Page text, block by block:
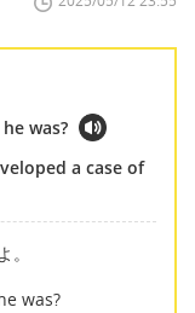
was?
a case of
was?